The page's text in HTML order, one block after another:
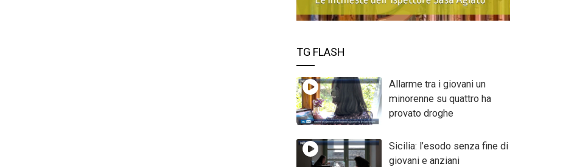
TG FLASH
Allarme tra i giovani un
minorenne su quattro ha
provato droghe
Sicilia: l’esodo senza fine di
giovani e anziani